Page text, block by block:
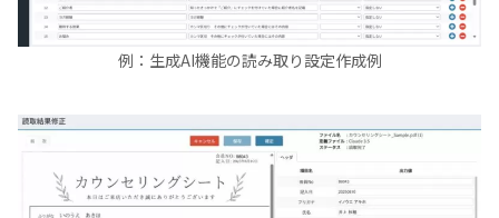
例：生成AI機能の読み取り設定作成例